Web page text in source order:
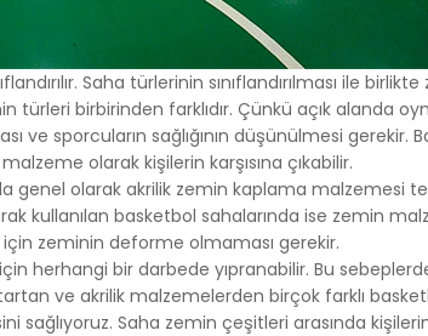
Saha türlerinin sınıflandırılması ile
türleri birbirinden farklıdır. Çünkü açık alanda
ve sporcuların sağlığının düşünülmesi gerekir.
olarak kişilerin karşısına çıkabilir.
genel olarak akrilik zemin kaplama malzemesi
kullanılan basketbol sahalarında ise zemin
için zeminin deforme olmaması gerekir.
herhangi bir darbede yıpranabilir. Bu
ve akrilik malzemelerden birçok farklı
sağlıyoruz. Saha zemin çeşitleri arasında
değiştirmek ya da çerezleri engellemek veya
yeterlidir.
için size çerezleri kabul etme veya
kabul etme ya da bir internet sitesinin
tarayıcı tarafından uyarılma seçeneği
çerezlerin silinmesi de mümkündür.
bazı tercihleri manuel olarak ayarlamanız
ve ilişkilendiremeyeceğimiz için internet
çalışmayabilir. Tarayıcınızın ayarlarını